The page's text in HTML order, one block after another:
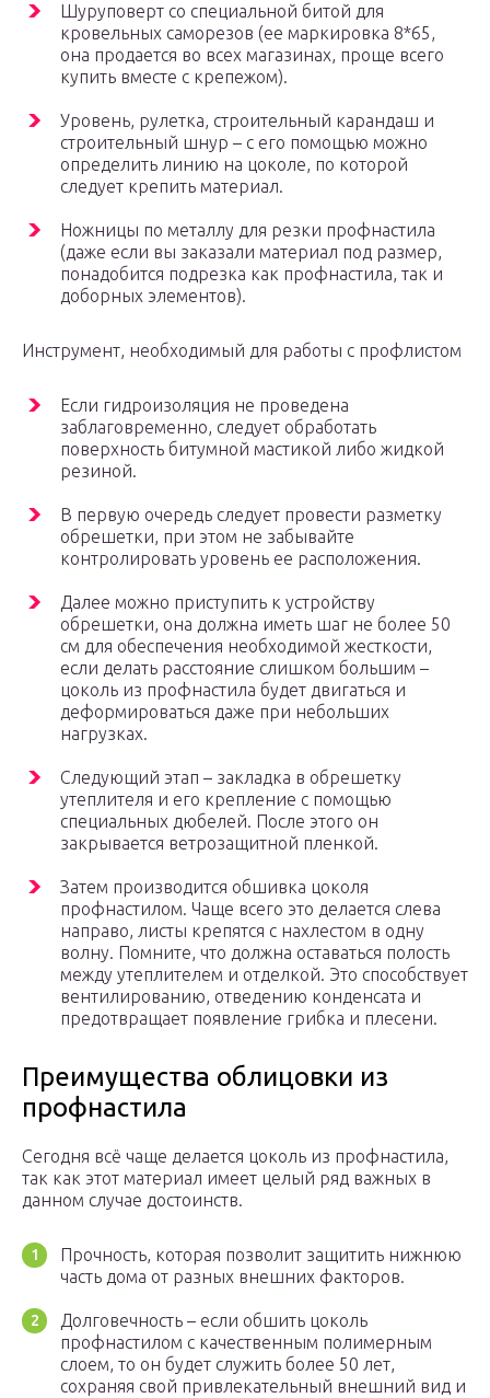
Шуруповерт со специальной битой для
кровельных саморезов (ее маркировка 8*65,
она продается во всех магазинах, проще всего
купить вместе с крепежом).
Уровень, рулетка, строительный карандаш и
строительный шнур – с его помощью можно
определить линию на цоколе, по которой
следует крепить материал.
Ножницы по металлу для резки профнастила
(даже если вы заказали материал под размер,
понадобится подрезка как профнастила, так и
доборных элементов).
Инструмент, необходимый для работы с профлистом
Если гидроизоляция не проведена
заблаговременно, следует обработать
поверхность битумной мастикой либо жидкой
резиной.
В первую очередь следует провести разметку
обрешетки, при этом не забывайте
контролировать уровень ее расположения.
Далее можно приступить к устройству
обрешетки, она должна иметь шаг не более 50
см для обеспечения необходимой жесткости,
если делать расстояние слишком большим –
цоколь из профнастила будет двигаться и
деформироваться даже при небольших
нагрузках.
Следующий этап – закладка в обрешетку
утеплителя и его крепление с помощью
специальных дюбелей. После этого он
закрывается ветрозащитной пленкой.
Затем производится обшивка цоколя
профнастилом. Чаще всего это делается слева
направо, листы крепятся с нахлестом в одну
волну. Помните, что должна оставаться полость
между утеплителем и отделкой. Это способствует
вентилированию, отведению конденсата и
предотвращает появление грибка и плесени.
Преимущества облицовки из
профнастила
Сегодня всё чаще делается цоколь из профнастила,
так как этот материал имеет целый ряд важных в
данном случае достоинств.
Прочность, которая позволит защитить нижнюю
часть дома от разных внешних факторов.
Долговечность – если обшить цоколь
профнастилом с качественным полимерным
слоем, то он будет служить более 50 лет,
сохраняя свой привлекательный внешний вид и